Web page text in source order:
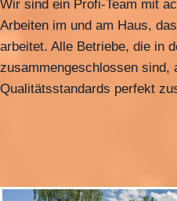
Wir sind ein Profi-Team mit
Arbeiten im und am Haus,
arbeitet. Alle Betriebe, die in
zusammengeschlossen sind,
Qualitätsstandards perfekt